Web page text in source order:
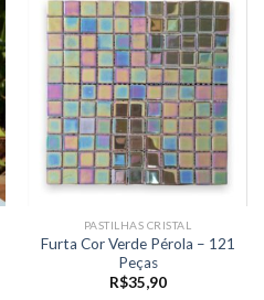
PASTILHAS CRISTAL
Furta Cor Verde Pérola – 121
Peças
R$35,90